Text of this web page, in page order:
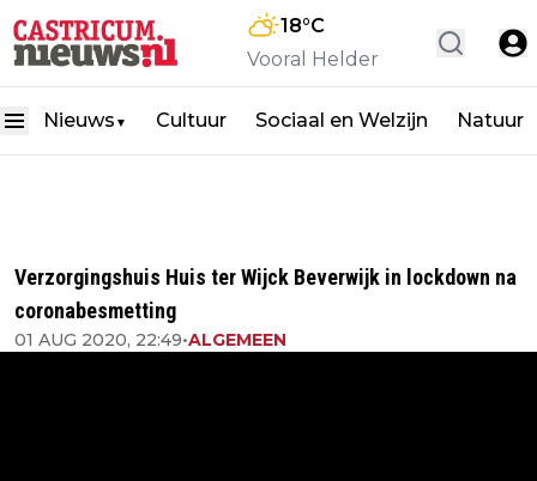
18°C
Vooral Helder
Nieuws ▼ Cultuur Sociaal en Welzijn Natuur
Verzorgingshuis Huis ter Wijck Beverwijk in lockdown na
coronabesmetting
01 AUG 2020, 22:49•ALGEMEEN